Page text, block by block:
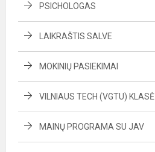
PSICHOLOGAS
LAIKRAŠTIS SALVE
MOKINIŲ PASIEKIMAI
VILNIAUS TECH (VGTU) KLASĖ
MAINŲ PROGRAMA SU JAV